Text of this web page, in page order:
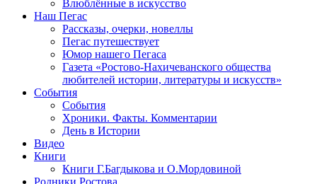
Влюблённые в искусство
Наш Пегас
Рассказы, очерки, новеллы
Пегас путешествует
Юмор нашего Пегаса
Газета «Ростово-Нахичеванского общества
любителей истории, литературы и искусств»
События
События
Хроники. Факты. Комментарии
День в Истории
Видео
Книги
Книги Г.Багдыкова и О.Мордовиной
Родники Ростова